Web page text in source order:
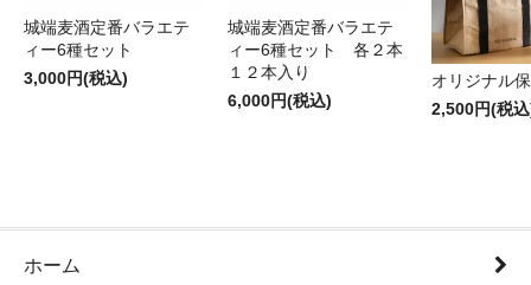
城端麦酒定番バラエテ
ィー6種セット
3,000円(税込)
城端麦酒定番バラエテ
ィー6種セット 各２本
１２本入り
6,000円(税込)
オリジナル
2,500円(税
ホーム